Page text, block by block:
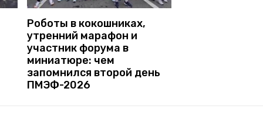
Роботы в кокошниках,
утренний марафон и
участник форума в
миниатюре: чем
запомнился второй день
ПМЭФ-2026